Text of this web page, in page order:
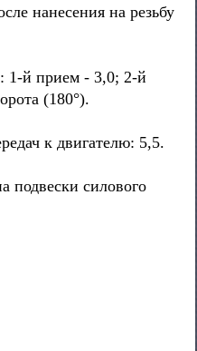
нанесения на резьбу
1-й прием - 3,0; 2-й
(180°).
к двигателю: 5,5.
подвески силового